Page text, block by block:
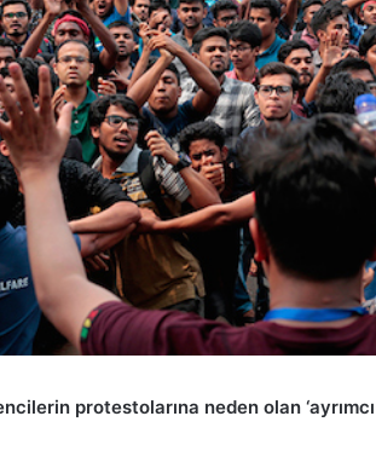
protestolarına neden olan ‘ayrımcı